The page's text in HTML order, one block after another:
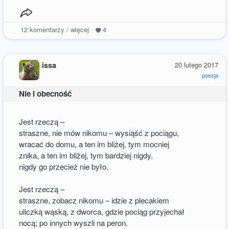
12komentarzy / więcej 4
20 lutego 2017
poezja
issa
Nie i obecność
Jest rzeczą –
straszne, nie mów nikomu – wysiąść z pociągu,
wracać do domu, a ten im bliżej, tym mocniej
znika, a ten im bliżej, tym bardziej nigdy,
nigdy go przecież nie było.
Jest rzeczą –
straszne, zobacz nikomu – idzie z plecakiem
uliczką wąską, z dworca, gdzie pociąg przyjechał
nocą; po innych wyszli na peron.